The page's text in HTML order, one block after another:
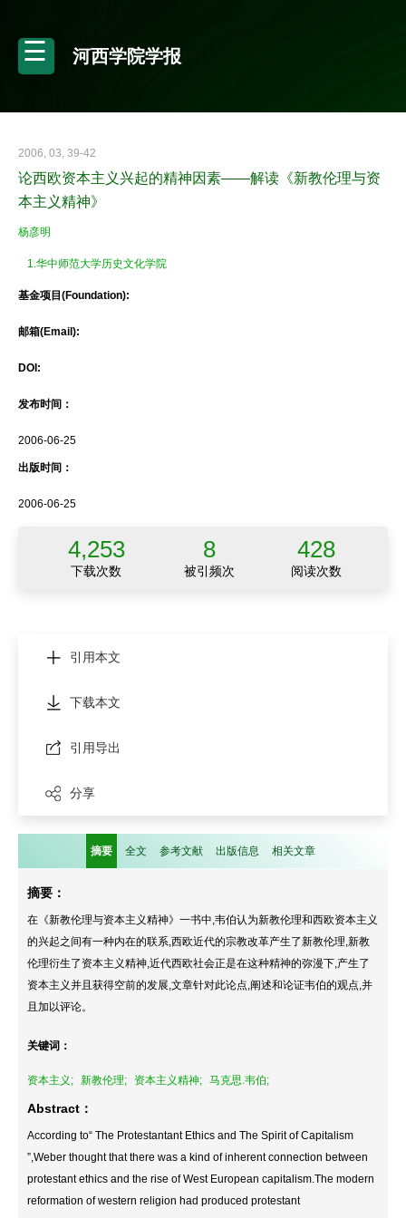
河西学院学报
2006, 03, 39-42
论西欧资本主义兴起的精神因素——解读《新教伦理与资
本主义精神》
杨彦明
1.华中师范大学历史文化学院
基金项目(Foundation):
邮箱(Email):
DOI:
发布时间：
2006-06-25
出版时间：
2006-06-25
4,253 8 428
下载次数 被引频次 阅读次数
引用本文
下载本文
引用导出
分享
摘要 全文 参考文献 出版信息 相关文章
摘要：
在《新教伦理与资本主义精神》一书中,韦伯认为新教伦理和西欧资本主义
的兴起之间有一种内在的联系,西欧近代的宗教改革产生了新教伦理,新教
伦理衍生了资本主义精神,近代西欧社会正是在这种精神的弥漫下,产生了
资本主义并且获得空前的发展,文章针对此论点,阐述和论证韦伯的观点,并
且加以评论。
关键词：
资本主义; 新教伦理; 资本主义精神; 马克思.韦伯;
Abstract：
According to“ The Protestantant Ethics and The Spirit of Capitalism
”,Weber thought that there was a kind of inherent connection between
protestant ethics and the rise of West European capitalism.The modern
reformation of western religion had produced protestant